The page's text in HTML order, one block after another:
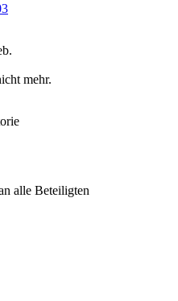
mehr.
alle Beteiligten